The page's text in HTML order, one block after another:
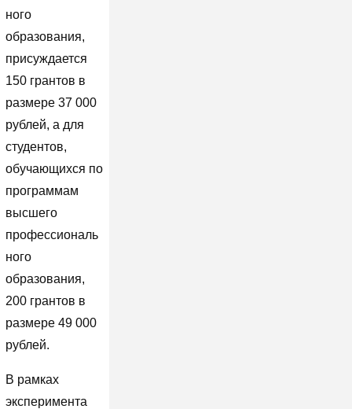
ного
образования,
присуждается
150 грантов в
размере 37 000
рублей, а для
студентов,
обучающихся по
программам
высшего
профессиональ
ного
образования,
200 грантов в
размере 49 000
рублей.
В рамках
эксперимента